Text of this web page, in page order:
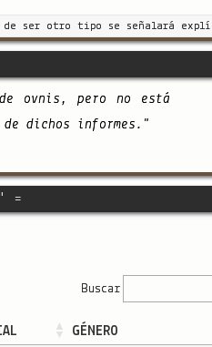
ser otro tipo se señalará
ovnis, pero no está
dichos informes."
=
Buscar
GÉNERO